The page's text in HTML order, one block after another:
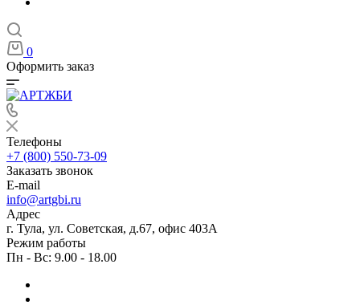
0
Оформить заказ
Телефоны
+7 (800) 550-73-09
Заказать звонок
E-mail
info@artgbi.ru
Адрес
г. Тула, ул. Советская, д.67, офис 403А
Режим работы
Пн - Вс: 9.00 - 18.00